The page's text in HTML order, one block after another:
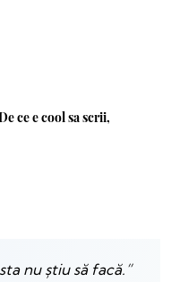
ce e cool sa scrii,
nu știu să facă.”